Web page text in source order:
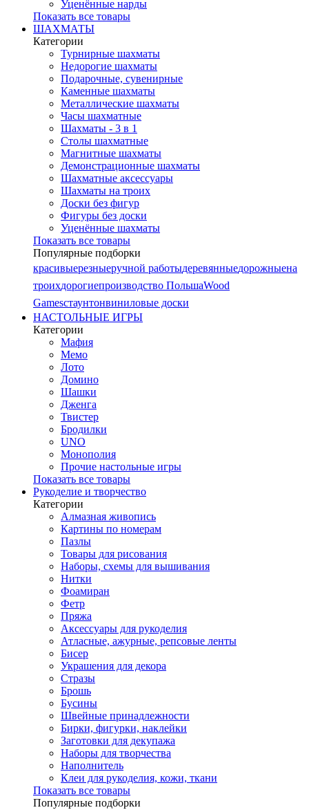
Уценённые нарды
Показать все товары
ШАХМАТЫ
Категории
Турнирные шахматы
Недорогие шахматы
Подарочные, сувенирные
Каменные шахматы
Металлические шахматы
Часы шахматные
Шахматы - 3 в 1
Столы шахматные
Магнитные шахматы
Демонстрационные шахматы
Шахматные аксессуары
Шахматы на троих
Доски без фигур
Фигуры без доски
Уценённые шахматы
Показать все товары
Популярные подборки
красивыерезныеручной работыдеревянныедорожныена
троихдорогиепроизводство ПольшаWood
Gamesстаунтонвиниловые доски
НАСТОЛЬНЫЕ ИГРЫ
Категории
Мафия
Мемо
Лото
Домино
Шашки
Дженга
Твистер
Бродилки
UNO
Монополия
Прочие настольные игры
Показать все товары
Рукоделие и творчество
Категории
Алмазная живопись
Картины по номерам
Пазлы
Товары для рисования
Наборы, схемы для вышивания
Нитки
Фоамиран
Фетр
Пряжа
Аксессуары для рукоделия
Атласные, ажурные, репсовые ленты
Бисер
Украшения для декора
Стразы
Брошь
Бусины
Швейные принадлежности
Бирки, фигурки, наклейки
Заготовки для декупажа
Наборы для творчества
Наполнитель
Клеи для рукоделия, кожи, ткани
Показать все товары
Популярные подборки